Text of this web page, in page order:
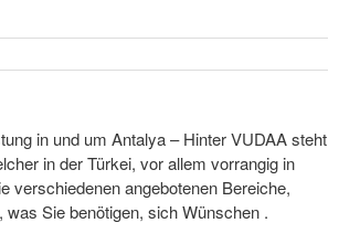
in und um Antalya – Hinter VUDAA steht
in der Türkei, vor allem vorrangig in
verschiedenen angebotenen Bereiche,
Sie benötigen, sich Wünschen .